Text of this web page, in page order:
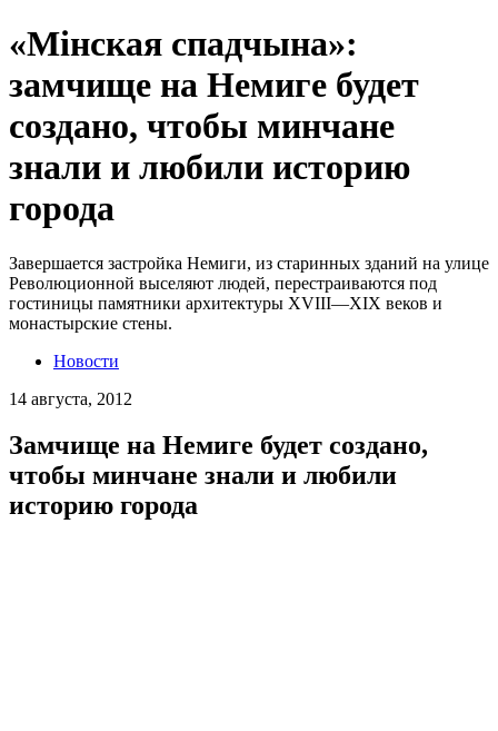
«Мiнская спадчына»:
замчище на Немиге будет
создано, чтобы минчане
знали и любили историю
города
Завершается застройка Немиги, из старинных зданий на улице
Революционной выселяют людей, перестраиваются под
гостиницы памятники архитектуры XVIII—XIX веков и
монастырские стены.
Новости
14 августа, 2012
Замчище на Немиге будет создано,
чтобы минчане знали и любили
историю города